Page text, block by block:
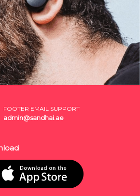
FOOTER EMAIL SUPPORT
admin@sandhai.ae